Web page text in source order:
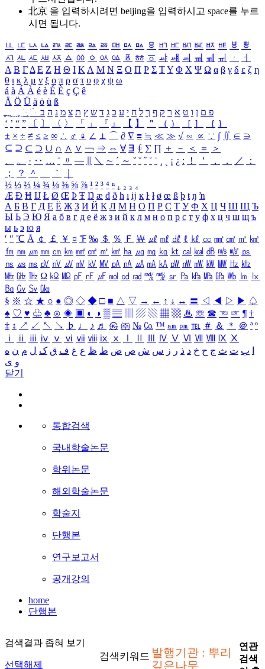
北京 을 입력하시려면 beijing을 입력하시고 space를 누르
시면 됩니다.
ㅥ ㅦ ㅧ ㅨ ㅩ ㅪ ㅫ ㅬ ㅭ ㅮ ㅯ ㅰ ㅱ ㅲ ㅳ ㅴ ㅵ ㅶ ㅷ ㅸ
ㅹ
ㅺ ㅻ ㅼ ㅽ ㅾ ㅿ ㆀ ㆁ ㆂ ㆃ ㆄ ㆅ ㆆ ㆇ ㆈ ㆉ ㆊ ㆋ ㆌ ㆍ
ㆎ
Α Β ΓΔ Ε Ζ Η Θ Ι ΚΛ Μ Ν Ξ Ο Π Ρ Σ ΤΥ Φ Χ Ψ Ω α β γ δ ε ζ η
θ ι κ λ μ ν ξ ο π ρ σ τ υ φ χ ψ ω
á à Á À é è É È ç Ç ê
Ä Ö Ü ä ö ü ß
ִֶֹ ֻּ ׁׂ פ ם ן ו ט א ר ק ף ך ל ח י ע כ ג ד ש ץ ת צ מ נ ה ב
‘ ’ “ ” 〔 〕 〈 〉 「 」 『 』 【 】 ＂ （ ） ［ ］ ｛ ｝
± × ÷ ≠ ≤ ≥ ∞ ∴ ♂ ♀ ∠ ⊥ ⌒ ∂ ∇ ≡ ≒ ≪ ≫ √ ∽ ∝ ∵ ∫ ∬ ∈ ∋
⊆ ⊇ ⊂ ⊃ ∪ ∩ ∧ ∨ ￢ ⇒ ⇔ ∀ ∃ ∮ ∑ ∏ ＋ － ＜ ＝
＞
、
。 · ‥ … ¨ 〃 ― ＼ ∼ ´ ～ ˇ ˘ ˝ ˚ ˙ ¸ ¡ ¿ ː ！ ＇ ， ． ／
：
；
？ ＾ ｀
½ ⅓ ⅔ ¼ ¾ ⅛ ⅜ ⅝ ⅞ ¹ ² ³ ⁴ ⁿ ₁ ₂ ₃ ₄
Æ Ð Ħ Ĳ Ł Ø Œ Þ Ŧ Ŋ æ đ ð ħ ı ĳ ĸ ŀ ł ø œ ß þ ŧ ŋ ŉ
А Б В Г Д Е Ё Ж З И Й К Л М Н О П Р С Т У Ф Х Ц Ч Ш Щ Ъ
Ы Ь Э Ю Я а б в г д е ё ж з и й к л м н о п р с т у ф х ц ч ш щ ъ
ы ь э ю я
′ ″ ℃ Å ￠ ￡ ￥ ¤ ℉ ‰ ＄ ％ Ｆ ￦ ㎕ ㎖ ㎗ ℓ ㎘ ㏄ ㎣ ㎤ ㎥ ㎦
㎙ ㎚ ㎛ ㎜ ㎝ ㎞ ㎟ ㎠ ㎡ ㎢ ㏊ ㎍ ㎎ ㎏ ㏏ ㎈ ㎉ ㏈ ㎧ ㎨ ㎰
㎱ ㎲ ㎳ ㎴ ㎵ ㎶ ㎷ ㎸ ㎹ ㎀ ㎁ ㎂ ㎃ ㎄ ㎺ ㎻ ㎽ ㎾ ㎿ ㎐ ㎑
㎒ ㎓ ㎔ Ω ㏀ ㏁ ㎊ ㎋ ㎌ ㏖ ㏅ ㎭ ㎮ ㎯ ㏛ ㎩ ㎪ ㎫ ㎬ ㏝ ㏐
㏓
㏃ ㏉ ㏜ ㏆
§ ※ ☆ ★ ○ ● ◎ ◇ ◆ □ ■ △ ▽ → ← ↑ ↓ ↔ 〓 ◁ ◀ ▷ ▶ ♤
♠ ♡ ♥ ♧ ♣ ⊙ ◈ ▣ ◐ ◑ ▒ ▤ ▨ ▧ ▦ ▩ ♨ ☏ ☎ ☜ ☞ ¶ †
‡ ↕ ↗ ↙ ↖ ↘ ♭ ♩ ♪ ♬ ㉿ ㈜ № ㏇ ™ ㏂ ㏘ ℡ ＃ ＆ ＊ ＠ ª º
ⅰ
ⅱ ⅲ ⅳ ⅴ ⅵ ⅶ ⅷ ⅸ ⅹ Ⅳ Ⅴ Ⅵ Ⅶ Ⅷ Ⅸ Ⅹ
ب ت ث ج ح خ د ذ ر ز س ش ص ض ط ظ ع غ ف ق ک ل م ن ه
و ی
닫기
통합검색
국내학술논문
학위논문
해외학술논문
학술지
단행본
연구보고서
공개강의
home
단행본
검색결과 좁혀 보기
선택해제
검색키워드 발행기관 : 뿌리
깊은나무
연관
검색